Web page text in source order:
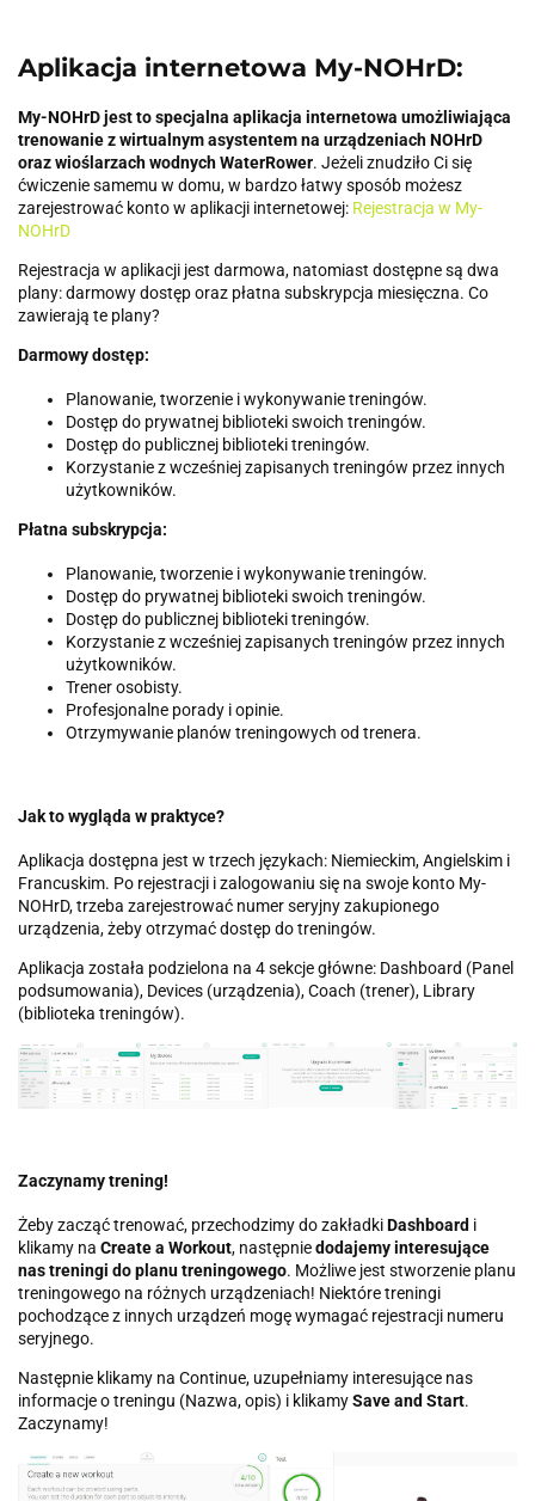
Aplikacja internetowa My-NOHrD:
My-NOHrD jest to specjalna aplikacja internetowa umożliwiająca
trenowanie z wirtualnym asystentem na urządzeniach NOHrD
oraz wioślarzach wodnych WaterRower. Jeżeli znudziło Ci się
ćwiczenie samemu w domu, w bardzo łatwy sposób możesz
zarejestrować konto w aplikacji internetowej: Rejestracja w My-
NOHrD
Rejestracja w aplikacji jest darmowa, natomiast dostępne są dwa
plany: darmowy dostęp oraz płatna subskrypcja miesięczna. Co
zawierają te plany?
Darmowy dostęp:
Planowanie, tworzenie i wykonywanie treningów.
Dostęp do prywatnej biblioteki swoich treningów.
Dostęp do publicznej biblioteki treningów.
Korzystanie z wcześniej zapisanych treningów przez innych
użytkowników.
Płatna subskrypcja:
Planowanie, tworzenie i wykonywanie treningów.
Dostęp do prywatnej biblioteki swoich treningów.
Dostęp do publicznej biblioteki treningów.
Korzystanie z wcześniej zapisanych treningów przez innych
użytkowników.
Trener osobisty.
Profesjonalne porady i opinie.
Otrzymywanie planów treningowych od trenera.
Jak to wygląda w praktyce?
Aplikacja dostępna jest w trzech językach: Niemieckim, Angielskim i
Francuskim. Po rejestracji i zalogowaniu się na swoje konto My-
NOHrD, trzeba zarejestrować numer seryjny zakupionego
urządzenia, żeby otrzymać dostęp do treningów.
Aplikacja została podzielona na 4 sekcje główne: Dashboard (Panel
podsumowania), Devices (urządzenia), Coach (trener), Library
(biblioteka treningów).
Zaczynamy trening!
Żeby zacząć trenować, przechodzimy do zakładkiDashboard i
klikamy na Create a Workout, następniedodajemy interesujące
nas treningi do planu treningowego. Możliwe jest stworzenie planu
treningowego na różnych urządzeniach! Niektóre treningi
pochodzące z innych urządzeń mogę wymagać rejestracji numeru
seryjnego.
Następnie klikamy na Continue, uzupełniamy interesujące nas
informacje o treningu (Nazwa, opis) i klikamySave and Start.
Zaczynamy!